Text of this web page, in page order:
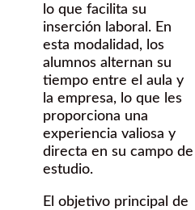
lo que facilita su
inserción laboral. En
esta modalidad, los
alumnos alternan su
tiempo entre el aula y
la empresa, lo que les
proporciona una
experiencia valiosa y
directa en su campo de
estudio.
El objetivo principal de